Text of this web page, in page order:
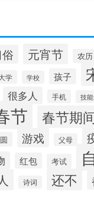
元宵节 农历
学 学校 孩子
很多人 手机 技能
节 春节期
游戏 父母
红包 考试
诗词 还不